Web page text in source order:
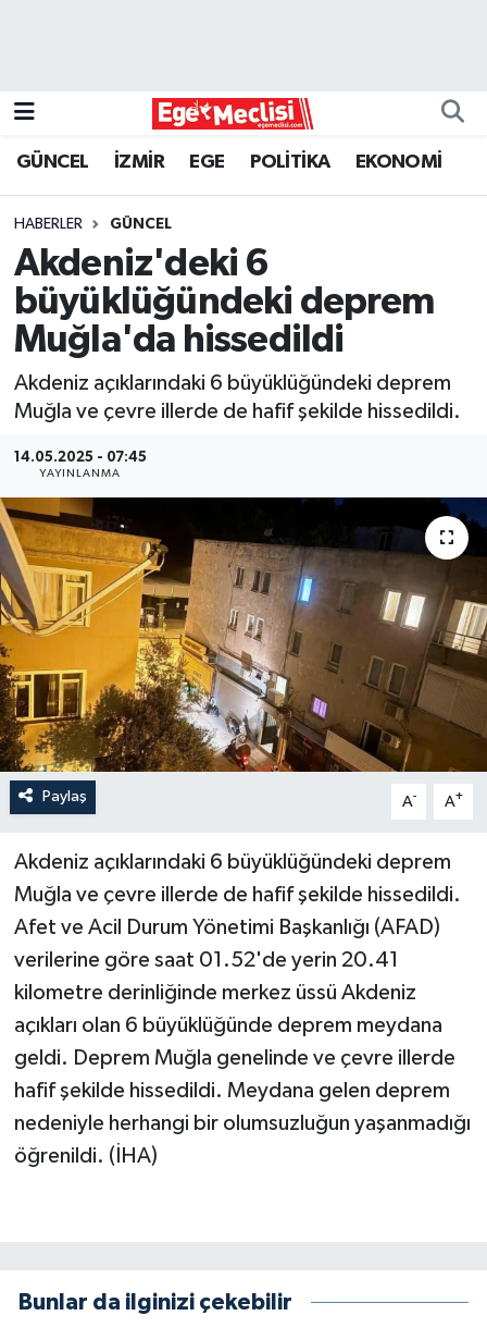
GÜNCEL İZMİR EGE POLİTİKA EKONOMİ
HABERLER GÜNCEL
Akdeniz'deki 6
büyüklüğündeki deprem
Muğla'da hissedildi
Akdeniz açıklarındaki 6 büyüklüğündeki deprem
Muğla ve çevre illerde de hafif şekilde hissedildi.
14.05.2025 - 07:45
YAYINLANMA
Paylaş A- A+
Akdeniz açıklarındaki 6 büyüklüğündeki deprem
Muğla ve çevre illerde de hafif şekilde hissedildi.
Afet ve Acil Durum Yönetimi Başkanlığı (AFAD)
verilerine göre saat 01.52'de yerin 20.41
kilometre derinliğinde merkez üssü Akdeniz
açıkları olan 6 büyüklüğünde deprem meydana
geldi. Deprem Muğla genelinde ve çevre illerde
hafif şekilde hissedildi. Meydana gelen deprem
nedeniyle herhangi bir olumsuzluğun yaşanmadığı
öğrenildi. (İHA)
Bunlar da ilginizi çekebilir
GÜNCEL
İZMİR
ÖZEL HABER
POLİTİKA
Programlar
SPOR
YAŞAM